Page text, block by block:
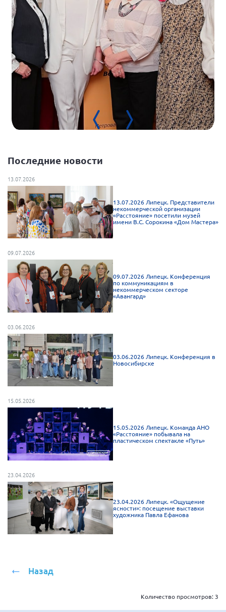
Общероссийская РС
Алтайский край
Архангельская область
Брянская область
Владимирская область
Волгоградская область
Воронежская область
Калининградская область
Кемеровская область
Кировская область
Краснодарский край
Красноярский край
Ленинградская область
г. Москва
Московская область
Мурманская область
Нижегородская область
Новгородская область
Новосибирская область
Омская область
Оренбургская область
Пензенская область
Республика Башкортостан
Республика Бурятия
Республика Карелия
Республика Хакасия
Ростовская область
г. Санкт-Петербург
г. Севастополь
Последние новости
13.07.2026
13.07.2026 Липецк. Представители
некоммерческой организации
«Расстояние» посетили музей
имени В.С. Сорокина «Дом Мастера»
09.07.2026
09.07.2026 Липецк. Конференция
по коммуникациям в
некоммерческом секторе
«Авангард»
03.06.2026
03.06.2026 Липецк. Конференция в
Новосибирске
15.05.2026
15.05.2026 Липецк. Команда АНО
«Расстояние» побывала на
пластическом спектакле «Путь»
23.04.2026
23.04.2026 Липецк. «Ощущение
ясности»: посещение выставки
художника Павла Ефанова
Назад
Количество просмотров: 3